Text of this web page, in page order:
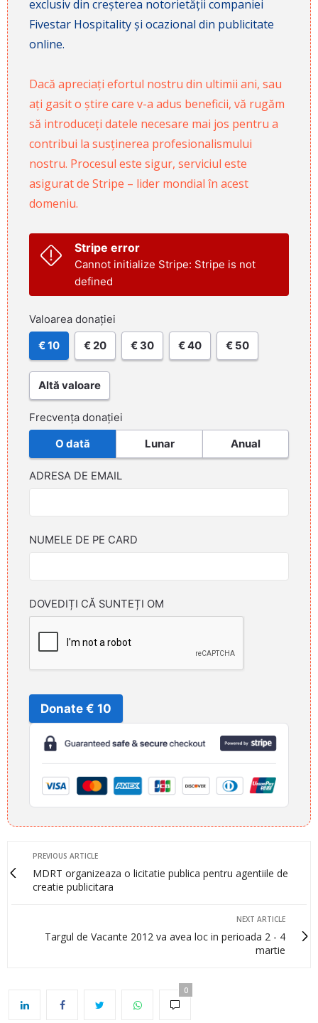
exclusiv din creșterea notorietății companiei
Fivestar Hospitality și ocazional din publicitate
online.
Dacă apreciați efortul nostru din ultimii ani, sau
ați gasit o știre care v-a adus beneficii, vă rugăm
să introduceți datele necesare mai jos pentru a
contribui la susținerea profesionalismului
nostru. Procesul este sigur, serviciul este
asigurat de Stripe – lider mondial în acest
domeniu.
Stripe error
Cannot initialize Stripe: Stripe is not
defined
Valoarea donației
€ 10 € 20 € 30 € 40 € 50
Altă valoare
Frecvența donației
O dată Lunar Anual
ADRESA DE EMAIL
NUMELE DE PE CARD
DOVEDIȚI CĂ SUNTEȚI OM
Donate € 10
PREVIOUS ARTICLE
MDRT organizeaza o licitatie publica pentru agentiile de
creatie publicitara
NEXT ARTICLE
Targul de Vacante 2012 va avea loc in perioada 2 - 4
martie
0